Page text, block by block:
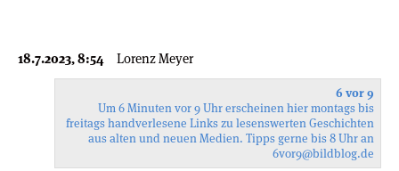
18.7.2023, 8:54 Lorenz Meyer
6 vor 9
Um 6 Minuten vor 9 Uhr erscheinen hier montags bis
freitags handverlesene Links zu lesenswerten Geschichten
aus alten und neuen Medien. Tipps gerne bis 8 Uhr an
6vor9@bildblog.de